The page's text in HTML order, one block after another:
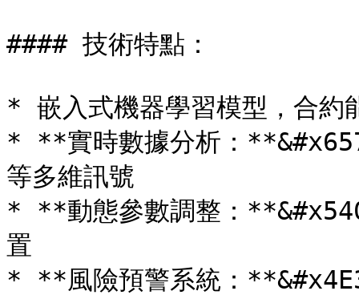
#### 技術特點：
* 嵌入式機器學習模型，合約
* **實時數據分析：
等多維訊號
* **動態參數調整：
置
* **風險預警系統：